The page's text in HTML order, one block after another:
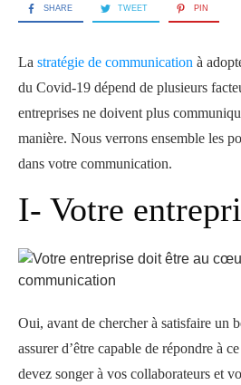
SHARE TWEET PIN
La stratégie de communication à
du Covid-19 dépend de plusieurs
entreprises ne doivent plus
manière. Nous verrons ensemble les
dans votre communication.
I- Votre
Oui, avant de chercher à satisfaire un
assurer d’être capable de répondre à
devez songer à vos collaborateurs et